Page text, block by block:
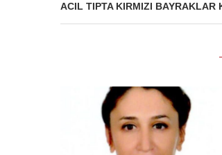
ACIL TIPTA KIRMIZI BAYRAKLAR